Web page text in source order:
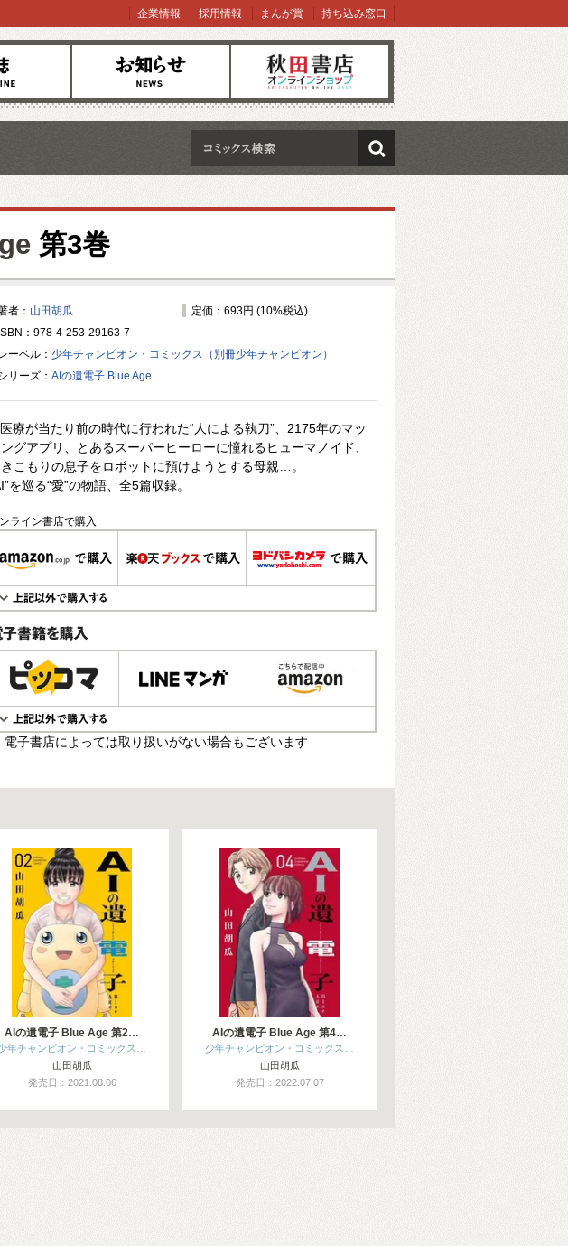
お知らせ オンラインショップ
企業情報 採用情報 まんが賞 持ち込み窓口
検索
第3巻
者： 山田胡瓜
定価：693円 (10%税込)
ISBN：978-4-253-29163-7
ーベル： 少年チャンピオン・コミックス（別冊少年チャンピオン）
リーズ： AIの遺電子 Blue Age
療が当たり前の時代に行われた“人による執刀”、2175年のマッ
グアプリ、とあるスーパーヒーローに憧れるヒューマノイド、
こもりの息子をロボットに預けようとする母親…。
を巡る“愛”の物語、全5篇収録。
ライン書店で購入
書籍で購入
子書店によっては取り扱いがない場合もございます
AIの遺電子 Blue Age 第2…
年チャンピオン・コミックス…
山田胡瓜
発売日：2021.08.06
AIの遺電子 Blue Age 第4…
少年チャンピオン・コミックス…
山田胡瓜
発売日：2022.07.07